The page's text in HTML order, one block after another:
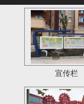
宣传栏